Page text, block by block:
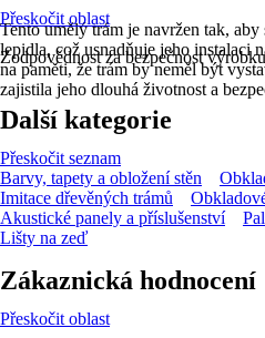
Tento umělý trám je navržen tak,
lepidla, což usnadňuje jeho instalaci
na paměti, že trám by neměl být
zajistila jeho dlouhá životnost a
Přeskočit oblast
Zodpovědnost za bezpečnost
Další kategorie
Přeskočit seznam
Barvy, tapety a obložení stěn
Imitace dřevěných trámů
Akustické panely a příslušenství
Lišty na zeď
Zákaznická hodnocení
Přeskočit oblast